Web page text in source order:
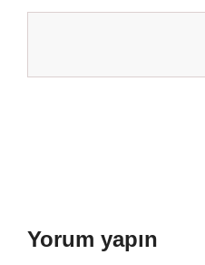
Yorum yapın